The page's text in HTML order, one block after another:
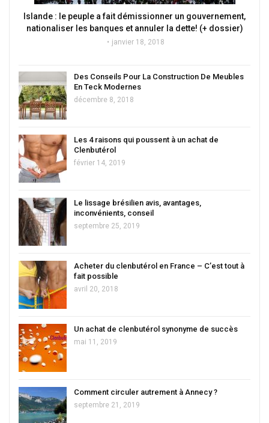
Islande : le peuple a fait démissionner un gouvernement,
nationaliser les banques et annuler la dette! (+ dossier)
janvier 18, 2018
Des Conseils Pour La Construction De Meubles
En Teck Modernes
décembre 8, 2018
Les 4 raisons qui poussent à un achat de
Clenbutérol
février 14, 2019
Le lissage brésilien avis, avantages,
inconvénients, conseil
septembre 25, 2019
Acheter du clenbutérol en France – C’est tout à
fait possible
avril 20, 2018
Un achat de clenbutérol synonyme de succès
mai 11, 2019
Comment circuler autrement à Annecy ?
septembre 21, 2019